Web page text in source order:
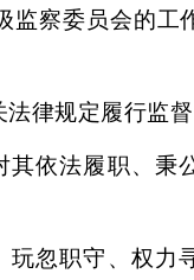
监察委员会的工
律规定履行监
其依法履职、秉
玩忽职守、权力